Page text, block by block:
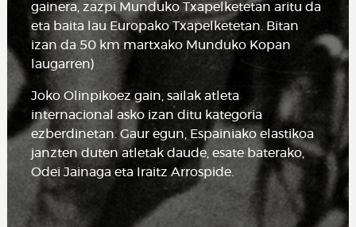
gainera, zazpi Munduko Txapelketetan aritu da
eta baita lau Europako Txapelketetan. Bitan
izan da 50 km martxako Munduko Kopan
laugarren)
Joko Olinpikoez gain, sailak atleta
internacional asko izan ditu kategoria
ezberdinetan. Gaur egun, Espainiako elastikoa
janzten duten atletak daude, esate baterako,
Odei Jainaga eta Iraitz Arrospide.